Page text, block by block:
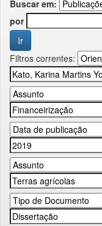
Buscar em:
por
Filtros correntes: